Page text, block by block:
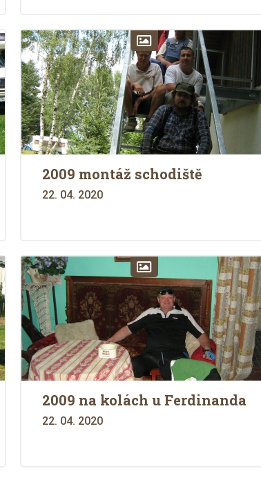
2009 montáž schodiště
22. 04. 2020
2009 na kolách u Ferdinanda
22. 04. 2020